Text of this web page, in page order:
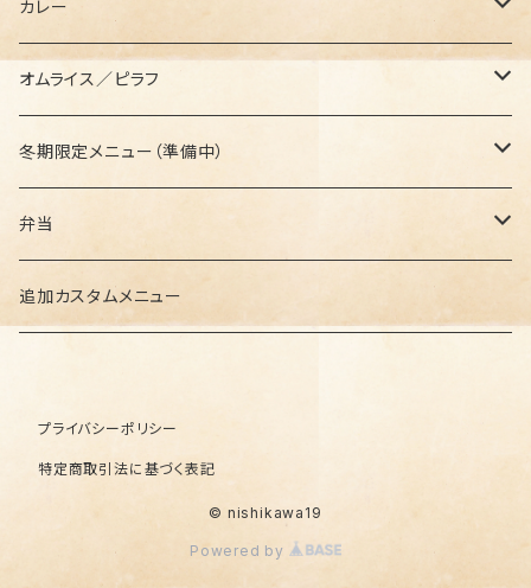
セットメニュー
カレー
セットメニュー
オムライス／ピラフ
セットメニュー
冬期限定メニュー（準備中）
セットメニュー
弁当
セットメニュー
追加カスタムメニュー
プライバシーポリシー
特定商取引法に基づく表記
© nishikawa19
Powered by